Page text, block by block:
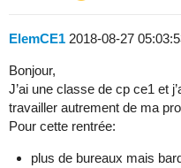
ElemCE1 2018-08-27
Bonjour,
J’ai une classe de cp ce1 et
travailler autrement de ma
Pour cette rentrée:
plus de bureaux mais